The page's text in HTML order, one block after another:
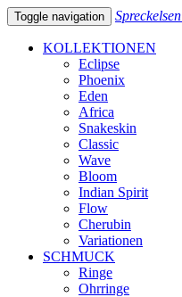
Toggle navigation Spreckelsen
KOLLEKTIONEN
Eclipse
Phoenix
Eden
Africa
Snakeskin
Classic
Wave
Bloom
Indian Spirit
Flow
Cherubin
Variationen
SCHMUCK
Ringe
Ohrringe